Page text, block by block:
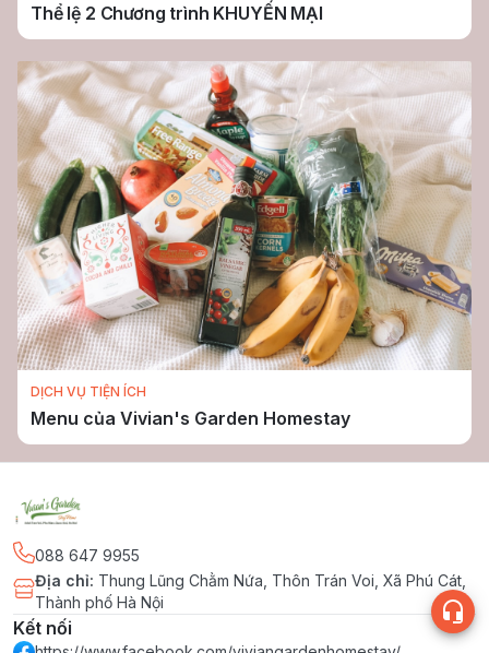
Thể lệ 2 Chương trình KHUYẾN MẠI
DỊCH VỤ TIỆN ÍCH
Menu của Vivian's Garden Homestay
088 647 9955
Địa chỉ: Thung Lũng Chằm Nứa, Thôn Trán Voi, Xã Phú Cát,
Thành phố Hà Nội
Kết nối